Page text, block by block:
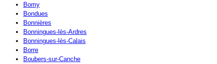
Bomy
Bondues
Bonnières
Bonningues-lès-Ardres
Bonningues-lès-Calais
Borre
Boubers-sur-Canche